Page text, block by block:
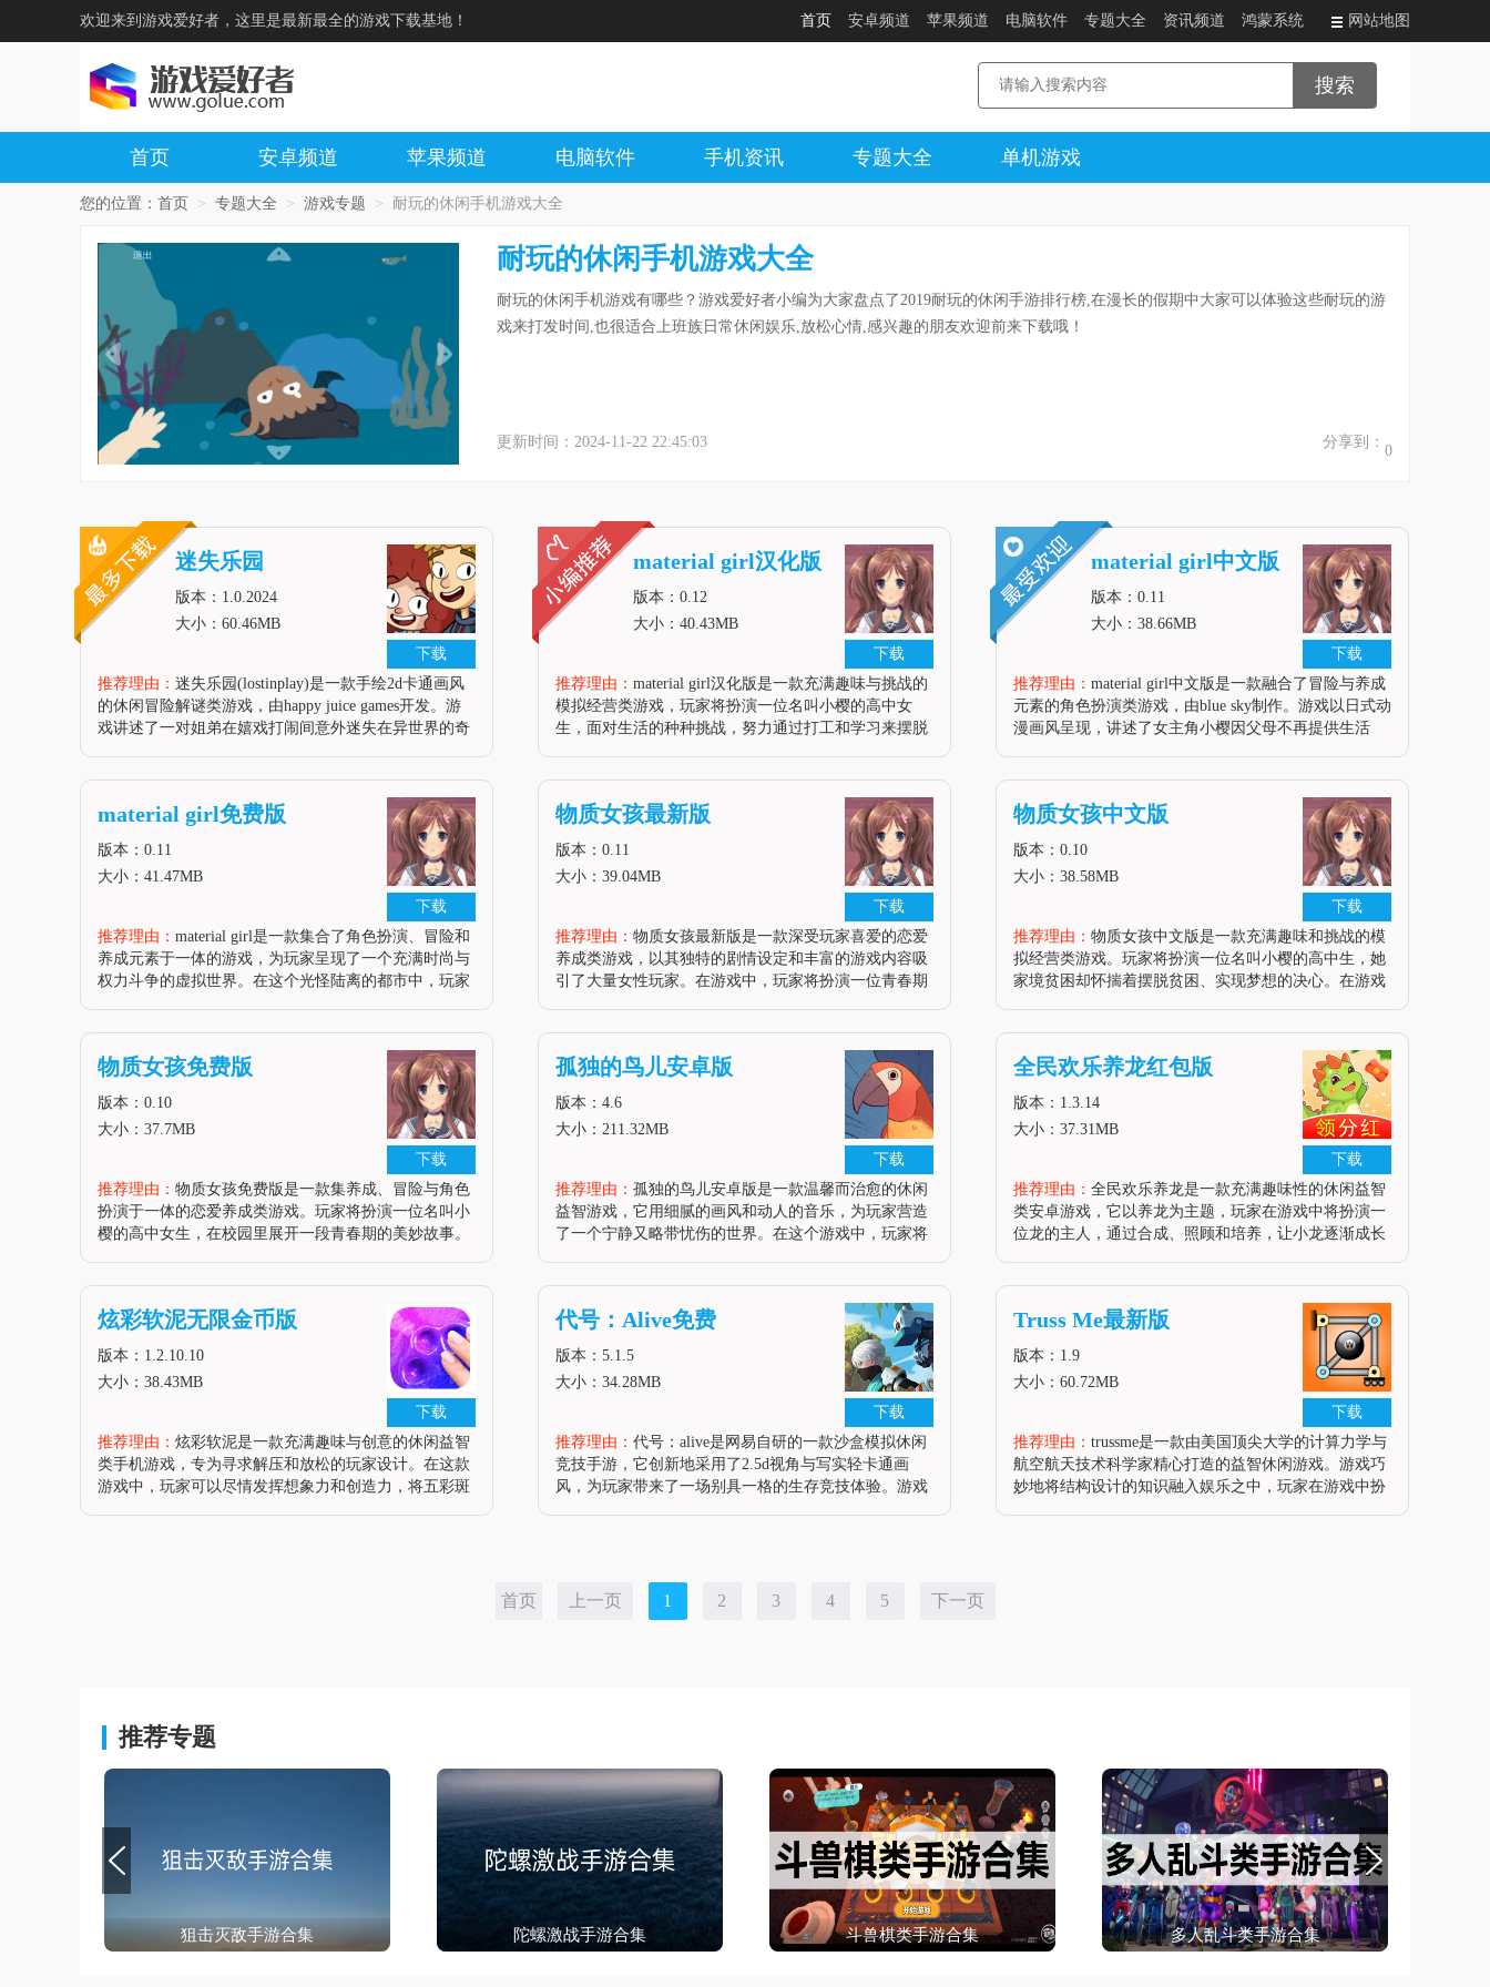
欢迎来到游戏爱好者，这里是最新最全的游戏下载基地！ 首页 安卓频道 苹果频道 电脑软件 专题大全 资讯频道 鸿蒙系统 网站地图
首页 安卓频道 苹果频道 电脑软件 手机资讯 专题大全 单机游戏
您的位置： 首页 > 专题大全 > 游戏专题 > 耐玩的休闲手机游戏大全
耐玩的休闲手机游戏大全
耐玩的休闲手机游戏有哪些？游戏爱好者小编为大家盘点了2019耐玩的休闲手游排行榜,在漫长的假期中大家可以体验这些耐玩的游
戏来打发时间,也很适合上班族日常休闲娱乐,放松心情,感兴趣的朋友欢迎前来下载哦！
更新时间：2024-11-22 22:45:03 分享到：
0
下载
迷失乐园
(LostInPlay)
版本：1.0.2024
大小：60.46MB
推荐理由： 迷失乐园(lostinplay)是一款手绘2d卡通画风
的休闲冒险解谜类游戏，由happy juice games开发。游
戏讲述了一对姐弟在嬉戏打闹间意外迷失在异世界的奇
最终回到家中。游戏以其独特的画风、丰富的故事情节
和多样的谜题设计，为玩家带来了一场充满童趣和想象
力的冒险之旅。游戏讲解1. 游戏背景：迷
下载
material girl汉化版
版本：0.12
大小：40.43MB
推荐理由： material girl汉化版是一款充满趣味与挑战的
模拟经营类游戏，玩家将扮演一位名叫小樱的高中女
生，面对生活的种种挑战，努力通过打工和学习来摆脱
material girl汉化版中，玩家需要不断赚取金钱
下载
material girl中文版
版本：0.11
大小：38.66MB
推荐理由： material girl中文版是一款融合了冒险与养成
元素的角色扮演类游戏，由blue sky制作。游戏以日式动
漫画风呈现，讲述了女主角小樱因父母不再提供生活
为有钱人的梦想。在游戏中，玩家需要做出各种选择
下载
material girl免费版
版本：0.11
大小：41.47MB
推荐理由： material girl是一款集合了角色扮演、冒险和
养成元素于一体的游戏，为玩家呈现了一个充满时尚与
权力斗争的虚拟世界。在这个光怪陆离的都市中，玩家
设计可爱，充满了日本动画的特色，同时剧情丰富，为
玩家带
下载
物质女孩最新版
版本：0.11
大小：39.04MB
推荐理由： 物质女孩最新版是一款深受玩家喜爱的恋爱
养成类游戏，以其独特的剧情设定和丰富的游戏内容吸
引了大量女性玩家。在游戏中，玩家将扮演一位青春期
现，精致细腻的画面和丰富的换装系统为玩家带来了极
佳的视觉体验。此外，游
下载
物质女孩中文版
版本：0.10
大小：38.58MB
推荐理由： 物质女孩中文版是一款充满趣味和挑战的模
拟经营类游戏。玩家将扮演一位名叫小樱的高中生，她
家境贫困却怀揣着摆脱贫困、实现梦想的决心。在游戏
锁更多有趣的剧情故事。游戏采用精美的二次元画面，
情节紧凑扣人心弦，玩家可
下载
物质女孩免费版
版本：0.10
大小：37.7MB
推荐理由： 物质女孩免费版是一款集养成、冒险与角色
扮演于一体的恋爱养成类游戏。玩家将扮演一位名叫小
樱的高中女生，在校园里展开一段青春期的美妙故事。
供玩家搭配，让小樱的校
下载
孤独的鸟儿安卓版
版本：4.6
大小：211.32MB
推荐理由： 孤独的鸟儿安卓版是一款温馨而治愈的休闲
益智游戏，它用细腻的画风和动人的音乐，为玩家营造
了一个宁静又略带忧伤的世界。在这个游戏中，玩家将
写诗，共同度过每一个平凡而又特别的日子。游戏中的
鹦鹉角色会与你聊天，分享心情，还能一同感受天气的
变化，为你带来温暖与安慰。游戏剧情1. 玩家在游戏中
结识了一只孤独的鹦鹉，
下载
全民欢乐养龙红包版
版本：1.3.14
大小：37.31MB
推荐理由： 全民欢乐养龙是一款充满趣味性的休闲益智
类安卓游戏，它以养龙为主题，玩家在游戏中将扮演一
位龙的主人，通过合成、照顾和培养，让小龙逐渐成长
下载
炫彩软泥无限金币版
版本：1.2.10.10
大小：38.43MB
推荐理由： 炫彩软泥是一款充满趣味与创意的休闲益智
类手机游戏，专为寻求解压和放松的玩家设计。在这款
游戏中，玩家可以尽情发挥想象力和创造力，将五彩斑
下载
代号：Alive免费
版本：5.1.5
大小：34.28MB
推荐理由： 代号：alive是网易自研的一款沙盒模拟休闲
竞技手游，它创新地采用了2.5d视角与写实轻卡通画
风，为玩家带来了一场别具一格的生存竞技体验。游戏
下载
Truss Me最新版
版本：1.9
大小：60.72MB
推荐理由： trussme是一款由美国顶尖大学的计算力学与
航空航天技术科学家精心打造的益智休闲游戏。游戏巧
妙地将结构设计的知识融入娱乐之中，玩家在游戏中扮
首页 上一页 1 2 3 4 5 下一页
推荐专题
狙击灭敌手游合集 陀螺激战手游合集 斗兽棋类手游合集 多人乱斗类手游合集